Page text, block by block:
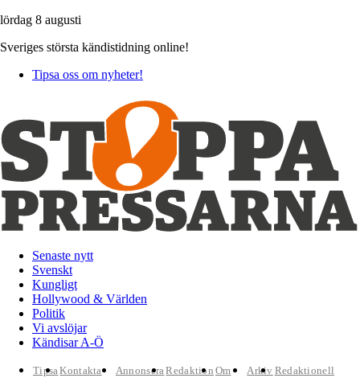
lördag 8 augusti
Sveriges största kändistidning online!
Tipsa oss om nyheter!
Senaste nytt
Svenskt
Kungligt
Hollywood & Världen
Politik
Vi avslöjar
Kändisar A-Ö
TipsaKontakta
AnnonseraRedaktion Om
Arkiv Redaktionell